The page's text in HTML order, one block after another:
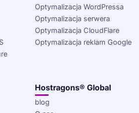
Optymalizacja WordPressa
Optymalizacja serwera
Optymalizacja CloudFlare
Optymalizacja reklam Google
Hostragons® Global
blog